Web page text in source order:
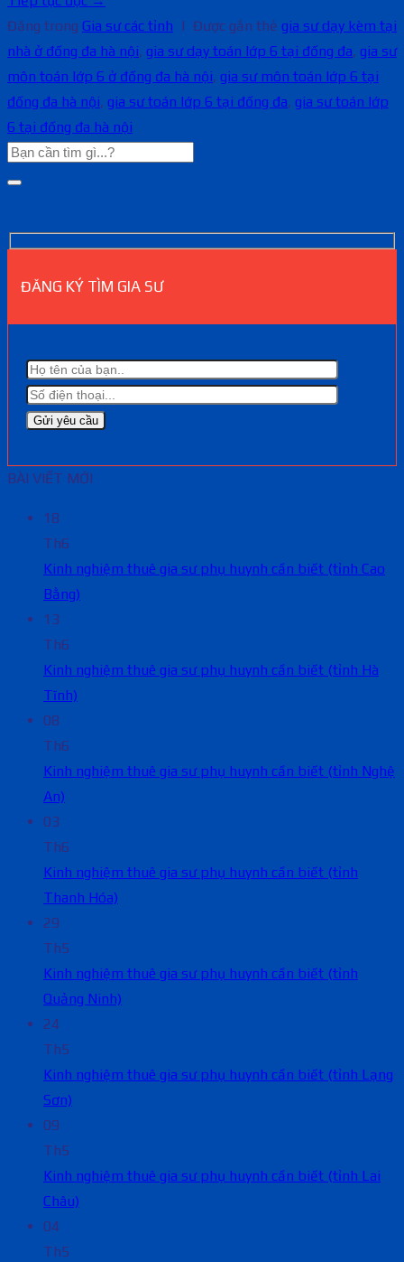
Đăng trong Gia sư các tỉnh | Được gắn thẻ gia sư dạy kèm tại
nhà ở đống đa hà nội, gia sư dạy toán lớp 6 tại đống đa, gia sư
môn toán lớp 6 ở đống đa hà nội, gia sư môn toán lớp 6 tại
đống đa hà nội, gia sư toán lớp 6 tại đống đa, gia sư toán lớp
6 tại đống đa hà nội
ĐĂNG KÝ TÌM GIA SƯ
BÀI VIẾT MỚI
18
Th6
Kinh nghiệm thuê gia sư phụ huynh cần biết (tỉnh Cao
Bằng)
13
Th6
Kinh nghiệm thuê gia sư phụ huynh cần biết (tỉnh Hà
Tĩnh)
08
Th6
Kinh nghiệm thuê gia sư phụ huynh cần biết (tỉnh Nghệ
An)
03
Th6
Kinh nghiệm thuê gia sư phụ huynh cần biết (tỉnh
Thanh Hóa)
29
Th5
Kinh nghiệm thuê gia sư phụ huynh cần biết (tỉnh
Quảng Ninh)
24
Th5
Kinh nghiệm thuê gia sư phụ huynh cần biết (tỉnh Lạng
Sơn)
09
Th5
Kinh nghiệm thuê gia sư phụ huynh cần biết (tỉnh Lai
Châu)
04
Th5